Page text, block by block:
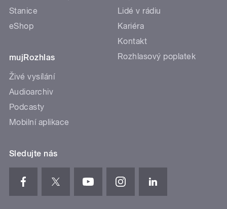
Stanice
eShop
mujRozhlas
Živé vysílání
Audioarchiv
Podcasty
Mobilní aplikace
Lidé v rádiu
Kariéra
Kontakt
Rozhlasový poplatek
Sledujte nás